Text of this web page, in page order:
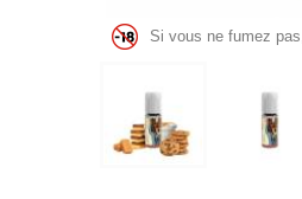
Si vous ne fumez